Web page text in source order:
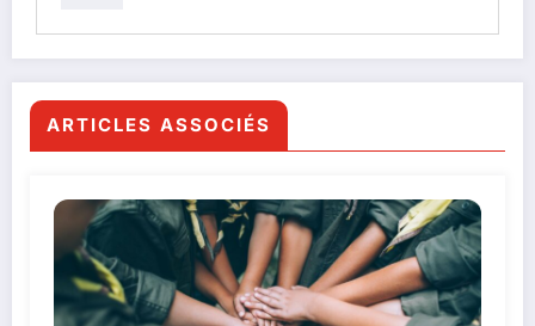
ARTICLES ASSOCIÉS